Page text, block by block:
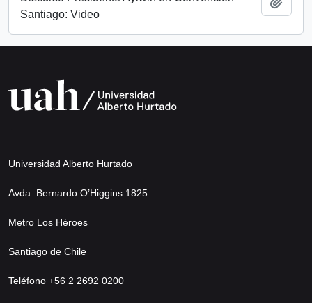
Santiago: Video
Universidad Alberto Hurtado
Avda. Bernardo O’Higgins 1825
Metro Los Héroes
Santiago de Chile
Teléfono +56 2 2692 0200